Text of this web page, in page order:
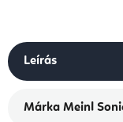
Leírás
Márka Meinl